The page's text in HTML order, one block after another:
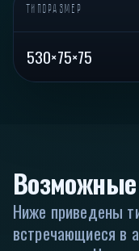
ТИПОРАЗМЕР
530×75×75
Ниже приведены
встречающиеся в